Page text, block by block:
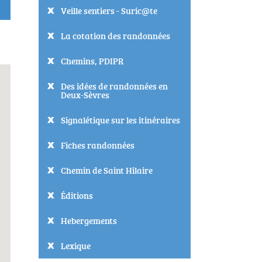
Veille sentiers - Suric@te
La cotation des randonnées
Chemins, PDIPR
Des idées de randonnées en
Deux-Sèvres
Signalétique sur les itinéraires
Fiches randonnées
Chemin de Saint Hilaire
Éditions
Hebergements
Lexique